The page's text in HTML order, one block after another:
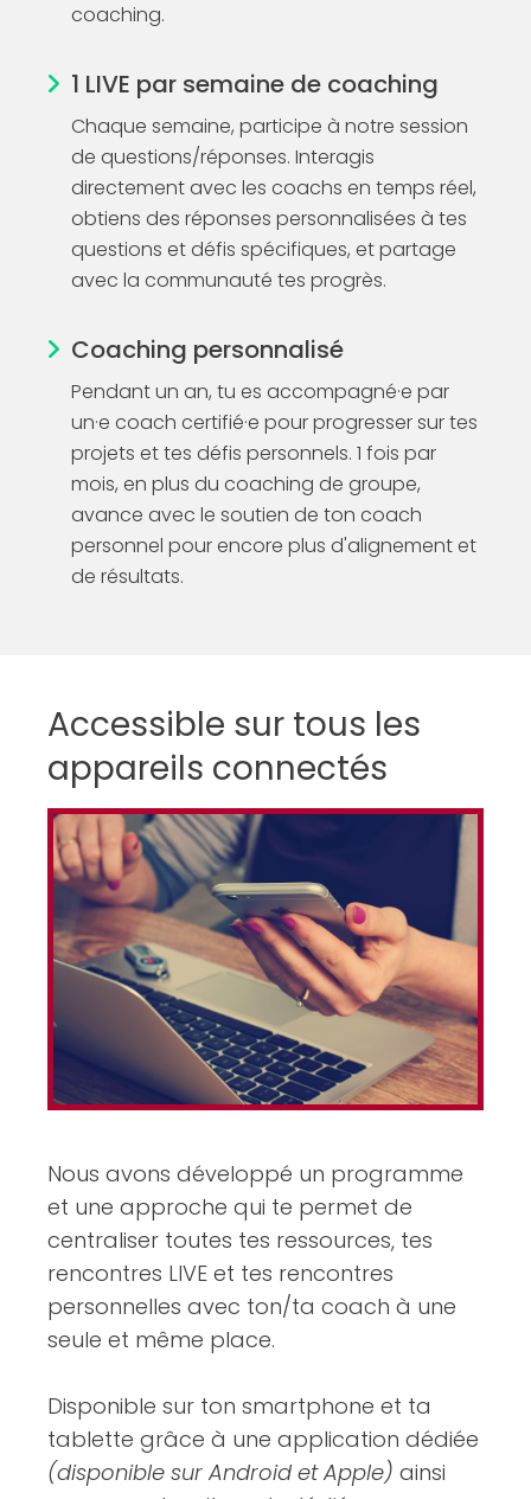
coaching.
1 LIVE par semaine de coaching
Chaque semaine, participe à notre session
de questions/réponses. Interagis
directement avec les coachs en temps réel,
obtiens des réponses personnalisées à tes
questions et défis spécifiques, et partage
avec la communauté tes progrès.
Coaching personnalisé
Pendant un an, tu es accompagné·e par
un·e coach certifié·e pour progresser sur tes
projets et tes défis personnels. 1 fois par
mois, en plus du coaching de groupe,
avance avec le soutien de ton coach
personnel pour encore plus d'alignement et
de résultats.
Accessible sur tous les
appareils connectés
Nous avons développé un programme
et une approche qui te permet de
centraliser toutes tes ressources, tes
rencontres LIVE et tes rencontres
personnelles avec ton/ta coach à une
seule et même place.
Disponible sur ton smartphone et ta
tablette grâce à une application dédiée
(disponible sur Android et Apple) ainsi